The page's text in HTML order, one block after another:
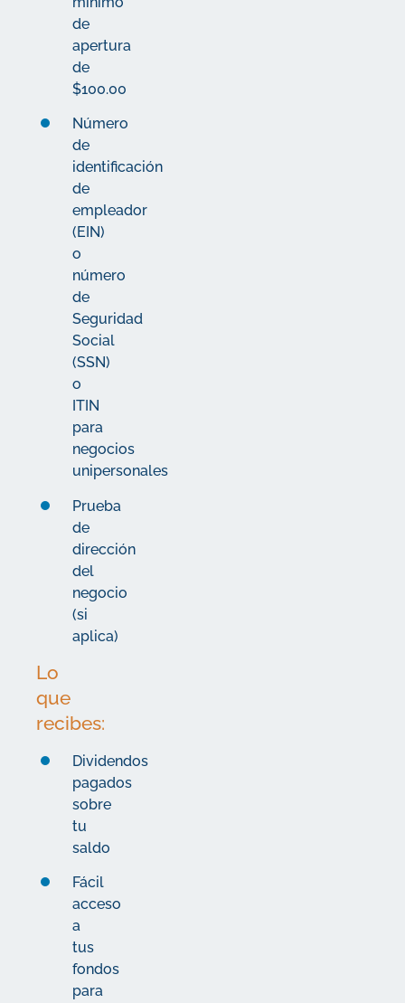
de
apertura
de
$100.00
Número
de
identificación
de
empleador
(EIN)
o
número
de
Seguridad
Social
(SSN)
o
ITIN
para
negocios
unipersonales
Prueba
de
dirección
del
negocio
(si
aplica)
Lo
que
recibes:
Dividendos
pagados
sobre
tu
saldo
Fácil
acceso
a
tus
fondos
para